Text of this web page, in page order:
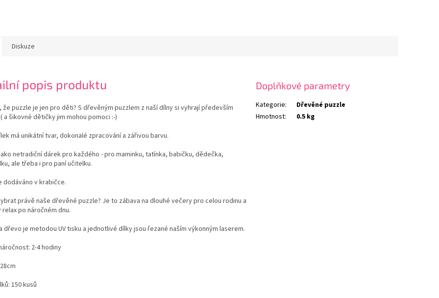
Diskuze
popis produktu
že puzzle je jen pro děti? S dřevěným puzzlem z naší dílny si vyhrají především
a šikovné dětičky jim mohou pomoci :-)
má unikátní tvar, dokonalé zpracování a zářivou barvu.
netradiční dárek pro každého - pro maminku, tatínka, babičku, dědečka,
ale třeba i pro paní učitelku.
dodáváno v krabičce.
právě naše dřevěné puzzle? Je to zábava na dlouhé večery pro celou rodinu a
po náročném dnu.
dřevo je metodou UV tisku a jednotlivé dílky jsou řezané naším výkonným laserem.
2-4 hodiny
150 kusů
Doplňkové parametry
Kategorie:
Dřevěné puzzle
Hmotnost: 0.5 kg